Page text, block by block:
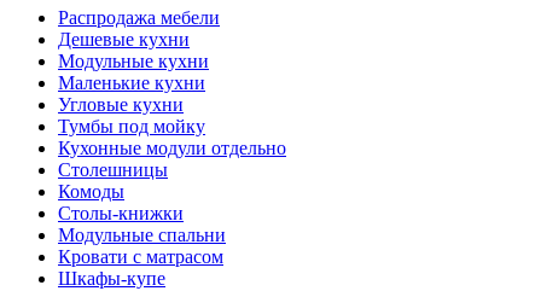
Распродажа мебели
Дешевые кухни
Модульные кухни
Маленькие кухни
Угловые кухни
Тумбы под мойку
Кухонные модули отдельно
Столешницы
Комоды
Столы-книжки
Модульные спальни
Кровати с матрасом
Шкафы-купе